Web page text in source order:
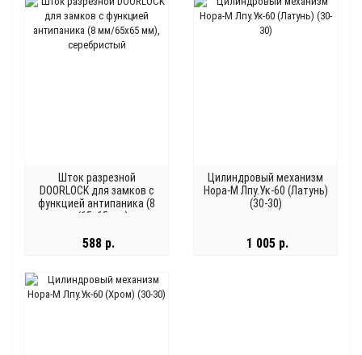
Шток разрезной
DOORLOCK для замков с
функцией антипаника (8
мм/65х65 мм),
588 р.
Цилиндровый механизм
Нора-М Лпу.Ук-60 (Латунь)
(30-30)
1 005 р.